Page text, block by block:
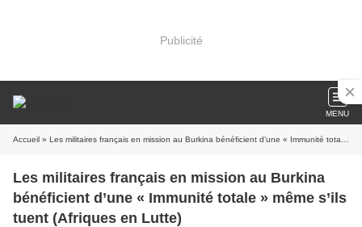
Publicité
MENU
Accueil » Les militaires français en mission au Burkina bénéficient d’une « Immunité totale » même s’ils tuent (Afriques en Lutte)
Les militaires français en mission au Burkina
bénéficient d’une « Immunité totale » même s’ils
tuent (Afriques en Lutte)